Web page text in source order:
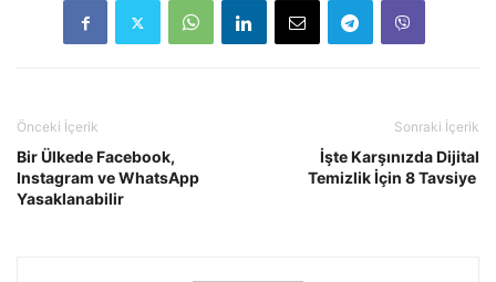
Önceki İçerik
Bir Ülkede Facebook,
Instagram ve WhatsApp
Yasaklanabilir
Sonraki İçerik
İşte Karşınızda Dijital
Temizlik İçin 8 Tavsiye